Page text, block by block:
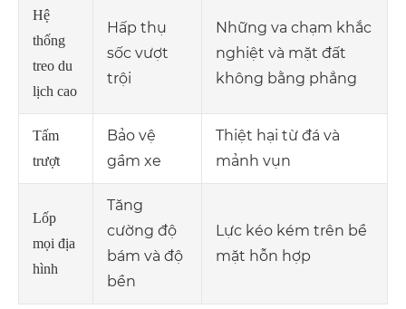
Hệ
thống
treo du
lịch cao
Hấp thụ
sốc vượt
trội
Những va chạm khắc
nghiệt và mặt đất
không bằng phẳng
Tấm
trượt
Bảo vệ
gầm xe
Thiệt hại từ đá và
mảnh vụn
Lốp
mọi địa
hình
Tăng
cường độ
bám và độ
bền
Lực kéo kém trên bề
mặt hỗn hợp